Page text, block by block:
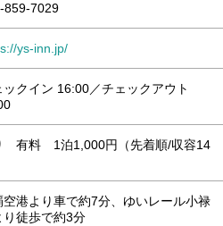
859-7029
ys-inn.jp/
ックイン 16:00／チェックアウト
有料 1泊1,000円（先着順/収容14
空港より車で約7分、ゆいレール小禄
り徒歩で約3分